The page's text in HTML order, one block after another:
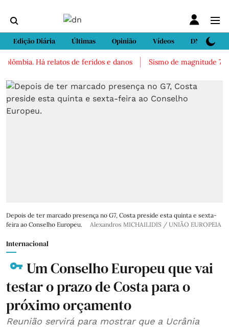
Edição Diária Últimas Opinião Vídeos DN Sport
Há relatos de feridos e danos Sismo de magnitude 7,4
Depois de ter marcado presença no G7, Costa preside esta quinta e sexta-
feira ao Conselho Europeu.
Alexandros MICHAILIDIS / UNIÃO EUROPEIA
Internacional
Um Conselho Europeu que vai
testar o prazo de Costa para o
próximo orçamento
Reunião servirá para mostrar que a Ucrânia